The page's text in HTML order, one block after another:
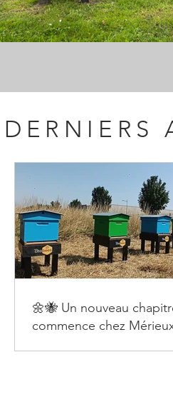
DERNIERS
🌼🐝 Un nouveau
commence chez